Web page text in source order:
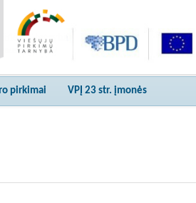
pirkimai VPĮ 23 str. įmonės